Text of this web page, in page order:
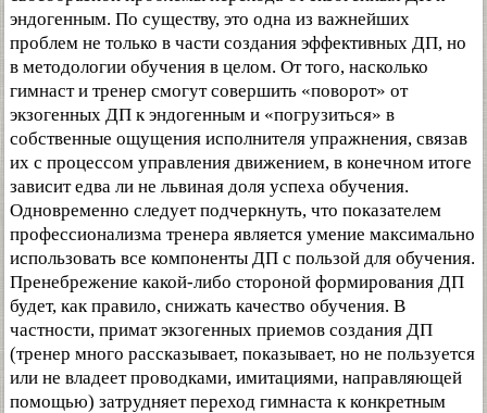
эндогенным. По существу, это одна из важнейших
проблем не только в части создания эффективных ДП, но
в методологии обучения в целом. От того, насколько
гимнаст и тренер смогут совершить «поворот» от
экзогенных ДП к эндогенным и «погрузиться» в
собственные ощущения исполнителя упражнения, связав
их с процессом управления движением, в конечном итоге
зависит едва ли не львиная доля успеха обучения.
Одновременно следует подчеркнуть, что показателем
профессионализма тренера является умение максимально
использовать все компоненты ДП с пользой для обучения.
Пренебрежение какой-либо стороной формирования ДП
будет, как правило, снижать качество обучения. В
частности, примат экзогенных приемов создания ДП
(тренер много рассказывает, показывает, но не пользуется
или не владеет проводками, имитациями, направляющей
помощью) затрудняет переход гимнаста к конкретным